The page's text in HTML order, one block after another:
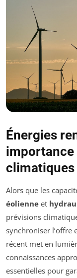
Énergies
climatiques
Alors que les
éolienne et
prévisions
synchroniser l’offre
récent met en
connaissances
essentielles pour